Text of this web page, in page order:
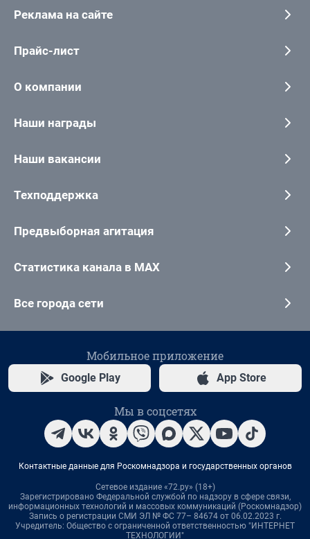
Реклама на сайте
Прайс-лист
О компании
Наши награды
Наши вакансии
Техподдержка
Предвыборная агитация
Статистика канала в MAX
Все города сети
Мобильное приложение
Google Play App Store
Мы в соцсетях
Контактные данные для Роскомнадзора и государственных органов
Сетевое издание «72.ру» (18+)
Зарегистрировано Федеральной службой по надзору в сфере связи,
информационных технологий и массовых коммуникаций (Роскомнадзор)
Запись о регистрации СМИ ЭЛ № ФС 77– 84674 от 06.02.2023 г.
Учредитель: Общество с ограниченной ответственностью "ИНТЕРНЕТ
ТЕХНОЛОГИИ"